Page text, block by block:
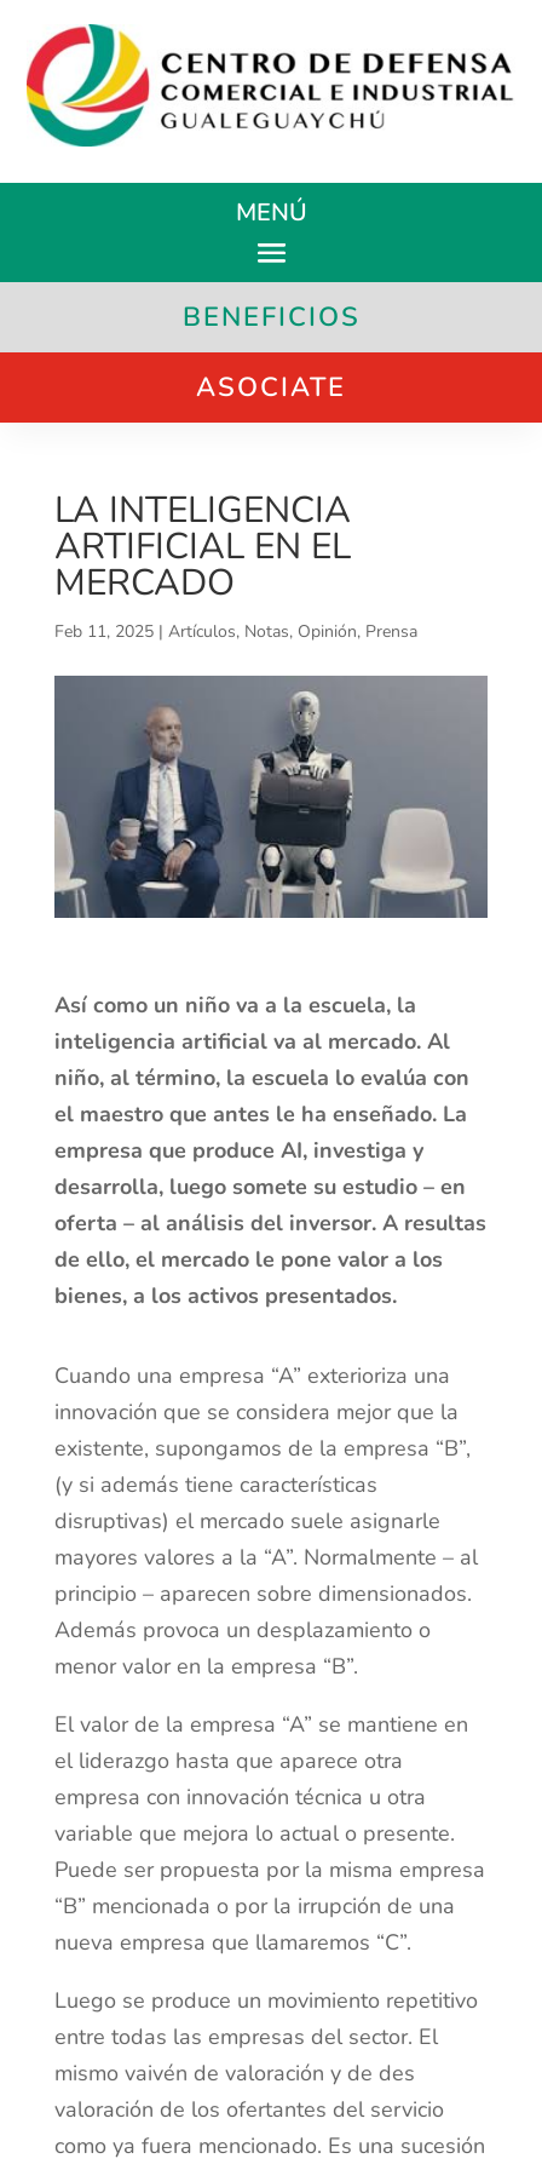
MENÚ
BENEFICIOS
ASOCIATE
LA INTELIGENCIA
ARTIFICIAL EN EL
MERCADO
Feb 11, 2025| Artículos, Notas, Opinión, Prensa
Así como un niño va a la escuela, la
inteligencia artificial va al mercado. Al
niño, al término, la escuela lo evalúa con
el maestro que antes le ha enseñado. La
empresa que produce AI, investiga y
desarrolla, luego somete su estudio – en
oferta – al análisis del inversor. A resultas
de ello, el mercado le pone valor a los
bienes, a los activos presentados.
Cuando una empresa “A” exterioriza una
innovación que se considera mejor que la
existente, supongamos de la empresa “B”,
(y si además tiene características
disruptivas) el mercado suele asignarle
mayores valores a la “A”. Normalmente – al
principio – aparecen sobre dimensionados.
Además provoca un desplazamiento o
menor valor en la empresa “B”.
El valor de la empresa “A” se mantiene en
el liderazgo hasta que aparece otra
empresa con innovación técnica u otra
variable que mejora lo actual o presente.
Puede ser propuesta por la misma empresa
“B” mencionada o por la irrupción de una
nueva empresa que llamaremos “C”.
Luego se produce un movimiento repetitivo
entre todas las empresas del sector. El
mismo vaivén de valoración y de des
valoración de los ofertantes del servicio
como ya fuera mencionado. Es una sucesión